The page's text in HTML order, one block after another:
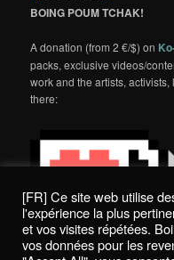
BOING POUM TCHAK!
A donation (from 2 €/$) on
packs, exclusive videos/
work and the artists,
there:
[FR] Ce site web utilise
l'expérience la plus
et vos visites répétées.
vos données pour les